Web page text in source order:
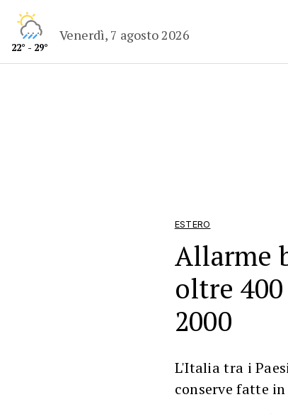
22° - 29°
Venerdì, 7 agosto 2026
ESTERO
Allarme
oltre
2000
L'Italia tra i
conserve fatte